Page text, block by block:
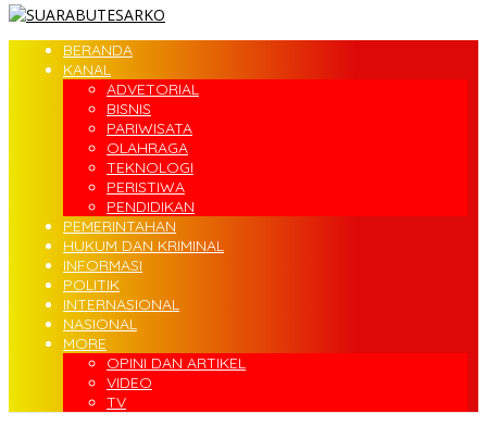
BERANDA
KANAL
ADVETORIAL
BISNIS
PARIWISATA
OLAHRAGA
TEKNOLOGI
PERISTIWA
PENDIDIKAN
PEMERINTAHAN
HUKUM DAN KRIMINAL
INFORMASI
POLITIK
INTERNASIONAL
NASIONAL
MORE
OPINI DAN ARTIKEL
VIDEO
TV